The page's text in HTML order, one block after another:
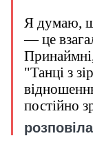
Я думаю,
— це
"Танці з
постійно